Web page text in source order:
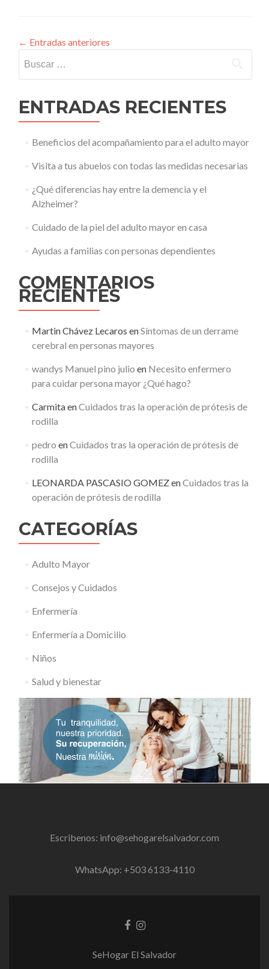
← Entradas anteriores
ENTRADAS RECIENTES
Beneficios del acompañamiento para el adulto mayor
Visita a tus abuelos con todas las medidas necesarias
¿Qué diferencias hay entre la demencia y el
Alzheimer?
Cuidado de la piel del adulto mayor en casa
Ayudas a familias con personas dependientes
COMENTARIOS
RECIENTES
Martin Chávez Lecaros enSíntomas de un derrame
cerebral en personas mayores
wandys Manuel pino julio en Necesito enfermero
para cuidar persona mayor ¿Qué hago?
CarmitaenCuidados tras la operación de prótesis de
rodilla
pedro enCuidados tras la operación de prótesis de
rodilla
LEONARDA PASCASIO GOMEZenCuidados tras la
operación de prótesis de rodilla
CATEGORÍAS
Adulto Mayor
Consejos y Cuidados
Enfermería
Enfermería a Domicilio
Niños
Salud y bienestar
Escribenos: info@sehogarelsalvador.com
WhatsApp: +503 6133-4110
EnlaceEnlace
SeHogar El Salvador